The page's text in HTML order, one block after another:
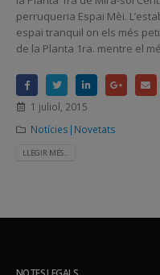
perruqueria Espai Mèi.
espai tranquil on els més
de la Planta 1ra. mentre el
1 juliol, 2015
Notícies|Novetats
LLEGIR MÉS...
NOTES LEGALS